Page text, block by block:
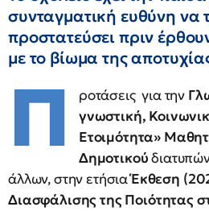
συνταγματική ευθύνη να
προστατεύσει πριν
με το βίωμα της
Π ροτάσεις για την
γνωστική,
Ετοιμότητα»
Δημοτικού
άλλων, στην ετήσιαΈκθεση
Διασφάλισης της Ποιότητας